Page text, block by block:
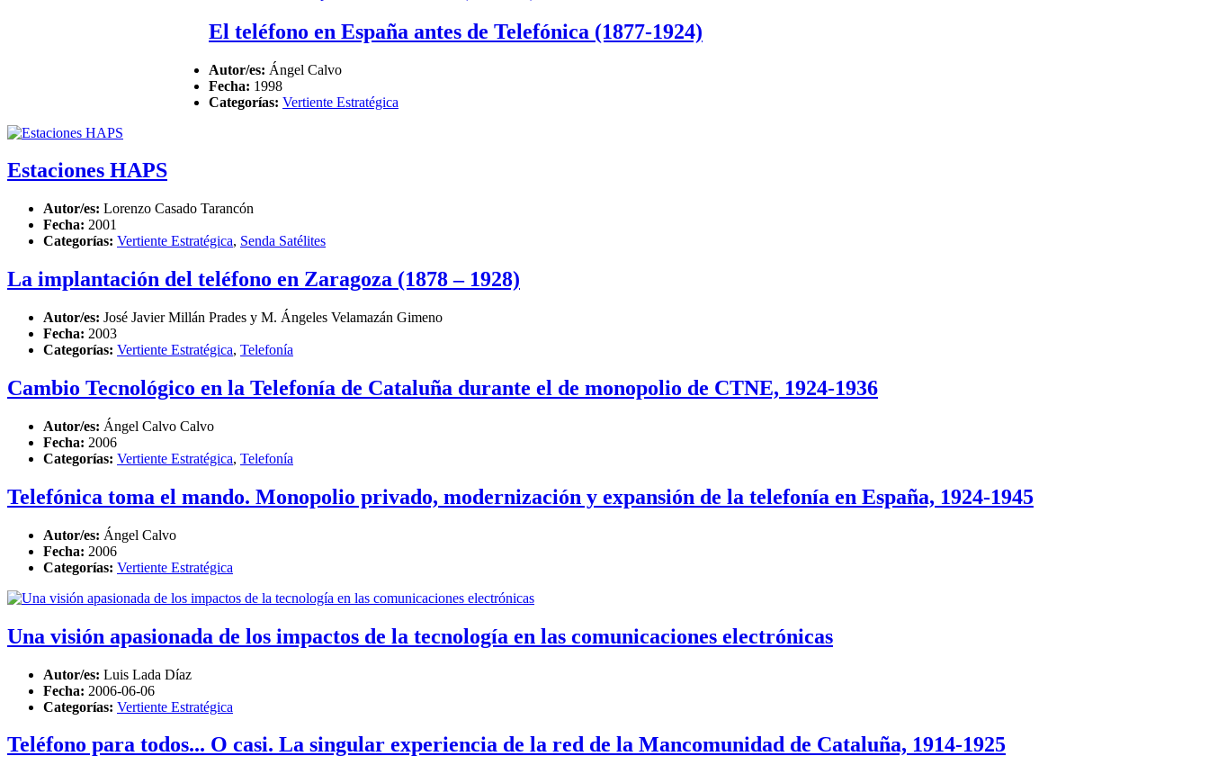
El teléfono en España antes de Telefónica (1877-1924)
Autor/es: Ángel Calvo
Fecha: 1998
Categorías: Vertiente Estratégica
Estaciones HAPS
Autor/es: Lorenzo Casado Tarancón
Fecha: 2001
Categorías: Vertiente Estratégica, Senda Satélites
La implantación del teléfono en Zaragoza (1878 – 1928)
Autor/es: José Javier Millán Prades y M. Ángeles Velamazán Gimeno
Fecha: 2003
Categorías: Vertiente Estratégica, Telefonía
Cambio Tecnológico en la Telefonía de Cataluña durante el de monopolio de CTNE, 1924-1936
Autor/es: Ángel Calvo Calvo
Fecha: 2006
Categorías: Vertiente Estratégica, Telefonía
Telefónica toma el mando. Monopolio privado, modernización y expansión de la telefonía en España, 1924-1945
Autor/es: Ángel Calvo
Fecha: 2006
Categorías: Vertiente Estratégica
Una visión apasionada de los impactos de la tecnología en las comunicaciones electrónicas
Autor/es: Luis Lada Díaz
Fecha: 2006-06-06
Categorías: Vertiente Estratégica
Teléfono para todos... O casi. La singular experiencia de la red de la Mancomunidad de Cataluña, 1914-1925